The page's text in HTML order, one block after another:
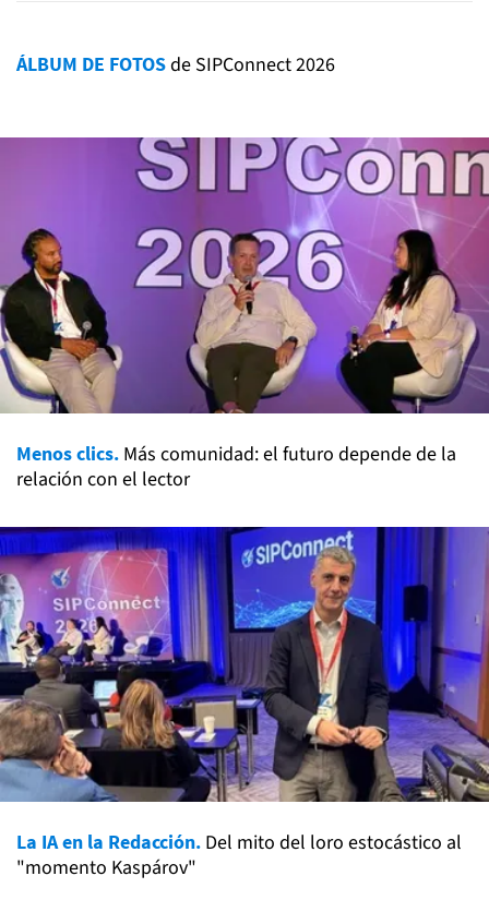
ÁLBUM DE FOTOSde SIPConnect 2026
Menos clics. Más comunidad: el futuro depende de la
relación con el lector
La IA en la Redacción. Del mito del loro estocástico al
"momento Kaspárov"